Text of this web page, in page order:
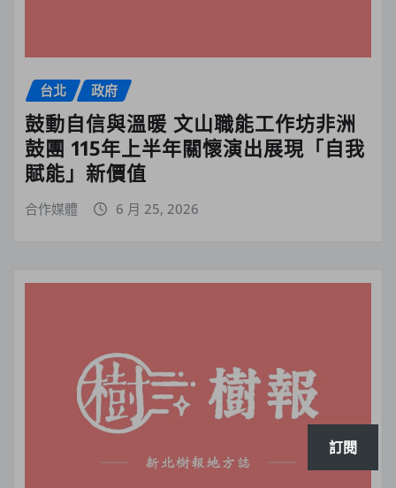
台北 政府
鼓動自信與溫暖 文山職能工作坊非洲
鼓團 115年上半年關懷演出展現「自我
賦能」新價值
合作媒體 6 月 25, 2026
訂閱